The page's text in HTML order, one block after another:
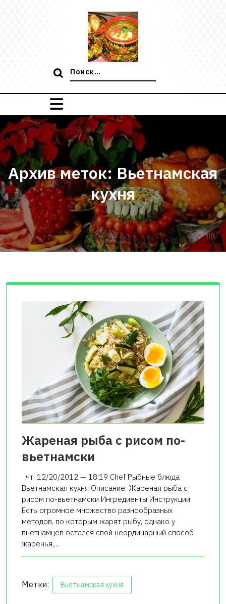
Поиск:
Архив меток: Вьетнамская
кухня
Жареная рыба с рисом по-
вьетнамски
чт, 12/20/2012 — 18:19 Chef Рыбные блюда
Вьетнамская кухня Описание: Жареная рыба с
рисом по-вьетнамски Ингредиенты Инструкции
Есть огромное множество разнообразных
методов, по которым жарят рыбу, однако у
вьетнамцев остался свой неординарный способ
жаренья,…
Метки: Вьетнамская кухня